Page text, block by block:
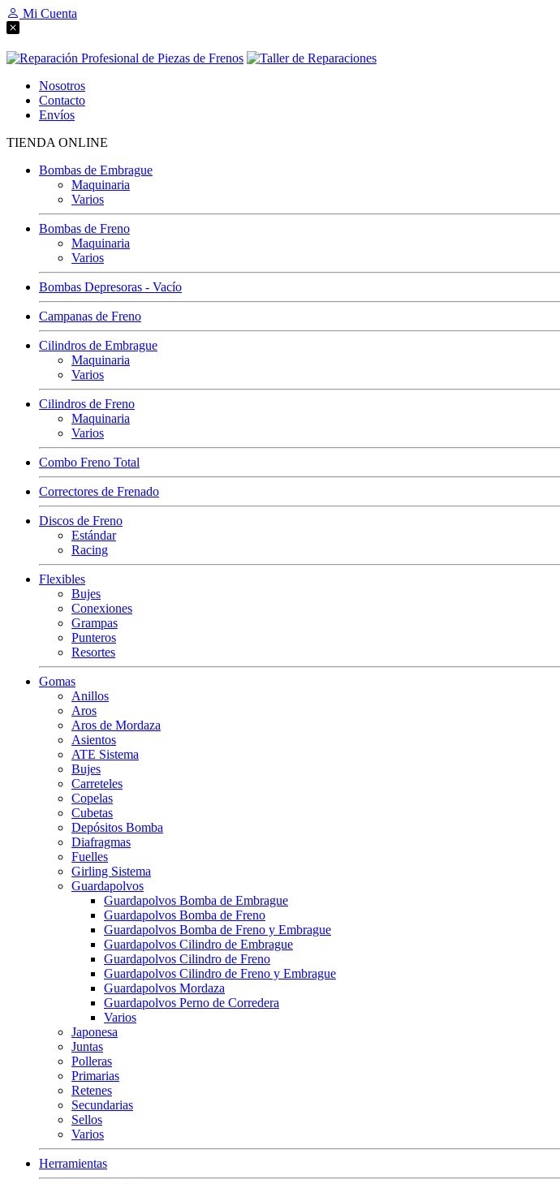
Mi Cuenta
Nosotros
Contacto
Envíos
TIENDA ONLINE
Bombas de Embrague
Maquinaria
Varios
Bombas de Freno
Maquinaria
Varios
Bombas Depresoras - Vacío
Campanas de Freno
Cilindros de Embrague
Maquinaria
Varios
Cilindros de Freno
Maquinaria
Varios
Combo Freno Total
Correctores de Frenado
Discos de Freno
Estándar
Racing
Flexibles
Bujes
Conexiones
Grampas
Punteros
Resortes
Gomas
Anillos
Aros
Aros de Mordaza
Asientos
ATE Sistema
Bujes
Carreteles
Copelas
Cubetas
Depósitos Bomba
Diafragmas
Fuelles
Girling Sistema
Guardapolvos
Guardapolvos Bomba de Embrague
Guardapolvos Bomba de Freno
Guardapolvos Bomba de Freno y Embrague
Guardapolvos Cilindro de Embrague
Guardapolvos Cilindro de Freno
Guardapolvos Cilindro de Freno y Embrague
Guardapolvos Mordaza
Guardapolvos Perno de Corredera
Varios
Japonesa
Juntas
Polleras
Primarias
Retenes
Secundarias
Sellos
Varios
Herramientas